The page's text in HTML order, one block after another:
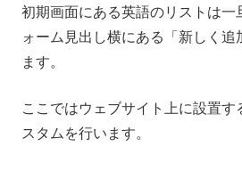
初期画面にある英語のリストは一
ォーム見出し横にある「新しく追
ます。
ここではウェブサイト上に設置す
スタムを行います。